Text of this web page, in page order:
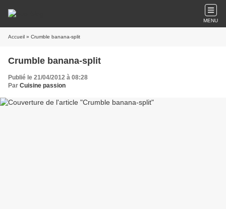
MENU
Accueil » Crumble banana-split
Crumble banana-split
Publié le 21/04/2012 à 08:28
Par Cuisine passion